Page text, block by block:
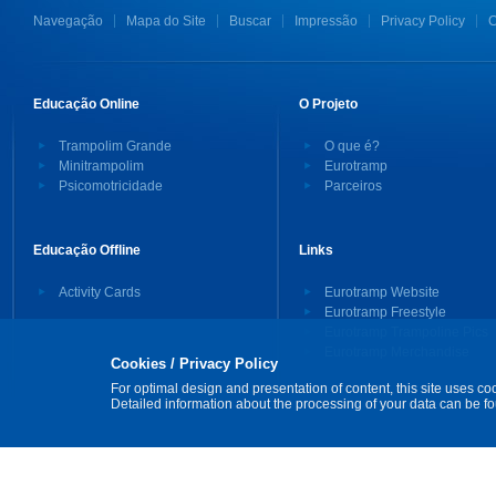
Navegação Mapa do Site Buscar Impressão Privacy Policy
Educação Online
Trampolim Grande
Minitrampolim
Psicomotricidade
Educação Offline
Activity Cards
O Projeto
O que é?
Eurotramp
Parceiros
Links
Eurotramp Website
Eurotramp Freestyle
Cookies / Privacy Policy
For optimal design and presentation of content, this site uses
Detailed information about the processing of your data can be